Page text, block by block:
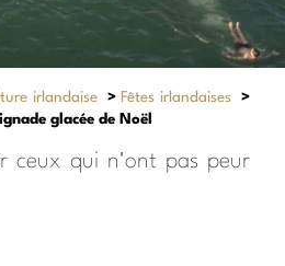
irlandaise > Fêtes irlandaises
>
glacée de Noël
ceux qui n'ont pas peur